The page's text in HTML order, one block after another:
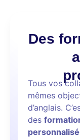
Des
Tous vos
mêmes
d’anglais.
des